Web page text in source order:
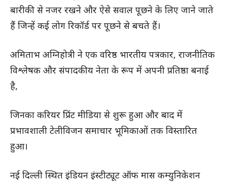
बारीकी से नजर रखने और ऐसे सवाल पूछने के लिए जाने जाते
हैं जिन्हें कई लोग रिकॉर्ड पर पूछने से बचते हैं।
अमिताभ अग्निहोत्री ने एक वरिष्ठ भारतीय पत्रकार, राजनीतिक
विश्लेषक और संपादकीय नेता के रूप में अपनी प्रतिष्ठा बनाई
है,
जिनका करियर प्रिंट मीडिया से शुरू हुआ और बाद में
प्रभावशाली टेलीविजन समाचार भूमिकाओं तक विस्तारित
हुआ।
नई दिल्ली स्थित इंडियन इंस्टीट्यूट ऑफ मास कम्युनिकेशन